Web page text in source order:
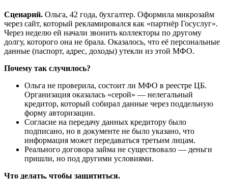
Сценарий. Ольга, 42 года, бухгалтер. Оформила микрозайм
через сайт, который рекламировался как «партнёр Госуслуг».
Через неделю ей начали звонить коллекторы по другому
долгу, которого она не брала. Оказалось, что её персональные
данные (паспорт, адрес, доходы) утекли из этой МФО.
Почему так случилось?
Ольга не проверила, состоит ли МФО в реестре ЦБ.
Организация оказалась «серой» — нелегальный
кредитор, который собирал данные через поддельную
форму авторизации.
Согласие на передачу данных кредитору было
подписано, но в документе не было указано, что
информация может передаваться третьим лицам.
Реального договора займа не существовало — деньги
пришли, но под другими условиями.
Что делать, чтобы защититься.